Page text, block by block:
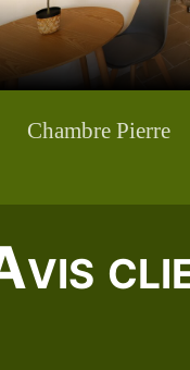
Chambre Pierre